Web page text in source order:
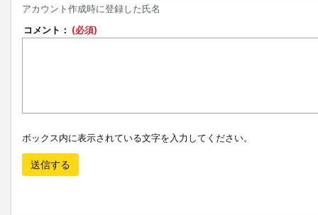
アカウント作成時に登録した氏名
コメント： (必須)
ボックス内に表示されている文字を入力してください。
送信する